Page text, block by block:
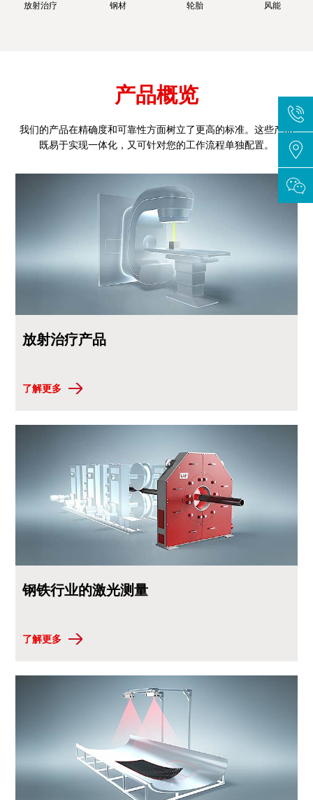
放射治疗 钢材 轮胎 风能
产品概览
我们的产品在精确度和可靠性方面树立了更高的标准。这些产品
既易于实现一体化，又可针对您的工作流程单独配置。
放射治疗产品
了解更多
钢铁行业的激光测量
了解更多